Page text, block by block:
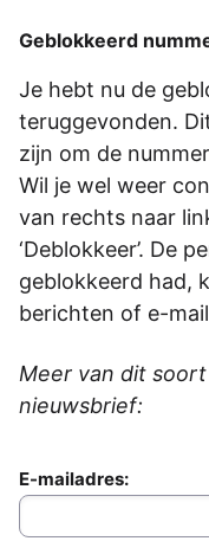
Geblokkeerd
Je hebt nu de
teruggevonden.
zijn om de
Wil je wel weer
van rechts naar
‘Deblokkeer’. De
geblokkeerd had,
berichten of e-
Meer van dit
nieuwsbrief:
E-mailadres: